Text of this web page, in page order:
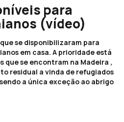
para
(vídeo)
se disponibilizaram para
em casa. A prioridade está
que se encontram na Madeira ,
residual a vinda de refugiados
a única exceção ao abrigo